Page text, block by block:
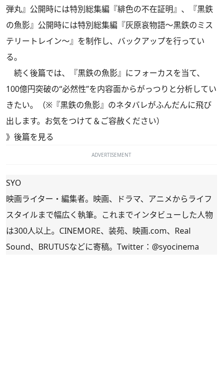
弾丸』公開時には特別総集編『緋色の不在証明』、『黒鉄
の魚影』公開時には特別総集編『灰原哀物語～黒鉄のミス
テリートレイン～』を制作し、バックアップを行ってい
る。
続く後篇では、『黒鉄の魚影』にフォーカスを当て、
100億円突破の“必然性”を内容面からがっつりと分析してい
きたい。（※『黒鉄の魚影』のネタバレがふんだんに飛び
出します。お気をつけて＆ご容赦ください）
》 後篇を見る
ADVERTISEMENT
SYO
映画ライター・編集者。映画、ドラマ、アニメからライフ
スタイルまで幅広く執筆。これまでインタビューした人物
は300人以上。CINEMORE、装苑、映画.com、Real
Sound、BRUTUSなどに寄稿。Twitter： @syocinema